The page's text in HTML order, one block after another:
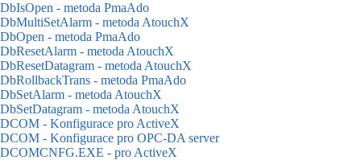
DbIsOpen - metoda PmaAdo
DbMultiSetAlarm - metoda AtouchX
DbOpen - metoda PmaAdo
DbResetAlarm - metoda AtouchX
DbResetDatagram - metoda AtouchX
DbRollbackTrans - metoda PmaAdo
DbSetAlarm - metoda AtouchX
DbSetDatagram - metoda AtouchX
DCOM - Konfigurace pro ActiveX
DCOM - Konfigurace pro OPC-DA server
DCOMCNFG.EXE - pro ActiveX